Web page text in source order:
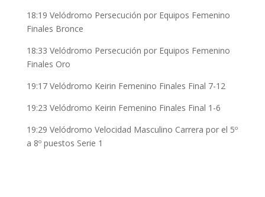
18:19 Velódromo Persecución por Equipos Femenino
Finales Bronce
18:33 Velódromo Persecución por Equipos Femenino
Finales Oro
19:17 Velódromo Keirin Femenino Finales Final 7-12
19:23 Velódromo Keirin Femenino Finales Final 1-6
19:29 Velódromo Velocidad Masculino Carrera por el 5º
a 8º puestos Serie 1